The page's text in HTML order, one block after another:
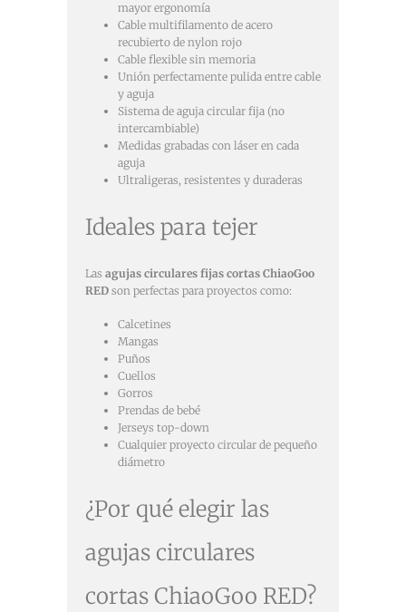
mayor ergonomía
Cable multifilamento de acero
recubierto de nylon rojo
Cable flexible sin memoria
Unión perfectamente pulida entre cable
y aguja
Sistema de aguja circular fija (no
intercambiable)
Medidas grabadas con láser en cada
aguja
Ultraligeras, resistentes y duraderas
Ideales para tejer
Las agujas circulares fijas cortas ChiaoGoo
RED son perfectas para proyectos como:
Calcetines
Mangas
Puños
Cuellos
Gorros
Prendas de bebé
Jerseys top-down
Cualquier proyecto circular de pequeño
diámetro
¿Por qué elegir las
agujas circulares
cortas ChiaoGoo RED?